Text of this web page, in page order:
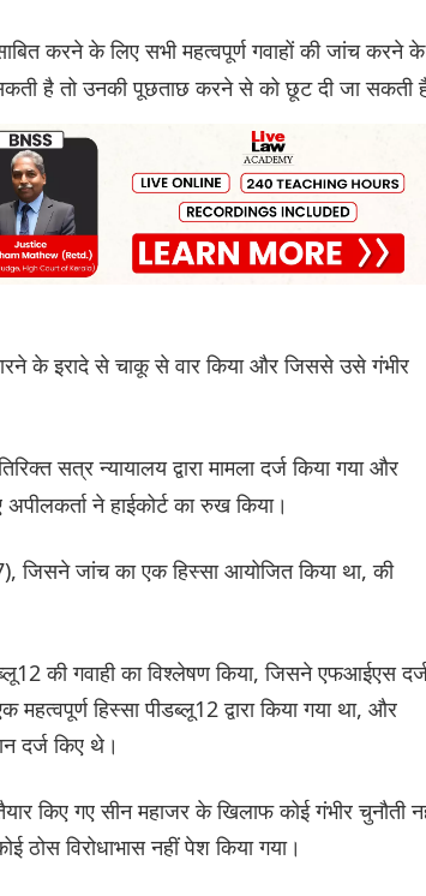
करने के लिए सभी महत्वपूर्ण गवाहों की जांच करने के
है तो उनकी पूछताछ करने से को छूट दी जा सकती
के इरादे से चाकू से वार किया और जिससे उसे गंभीर
सत्र न्यायालय द्वारा मामला दर्ज किया गया और
ने हाईकोर्ट का रुख किया।
जिसने जांच का एक हिस्सा आयोजित किया था, की
की गवाही का विश्लेषण किया, जिसने एफआईएस
हिस्सा पीडब्लू12 द्वारा किया गया था, और
दर्ज किए थे।
किए गए सीन महाजर के खिलाफ कोई गंभीर चुनौती
ठोस विरोधाभास नहीं पेश किया गया।